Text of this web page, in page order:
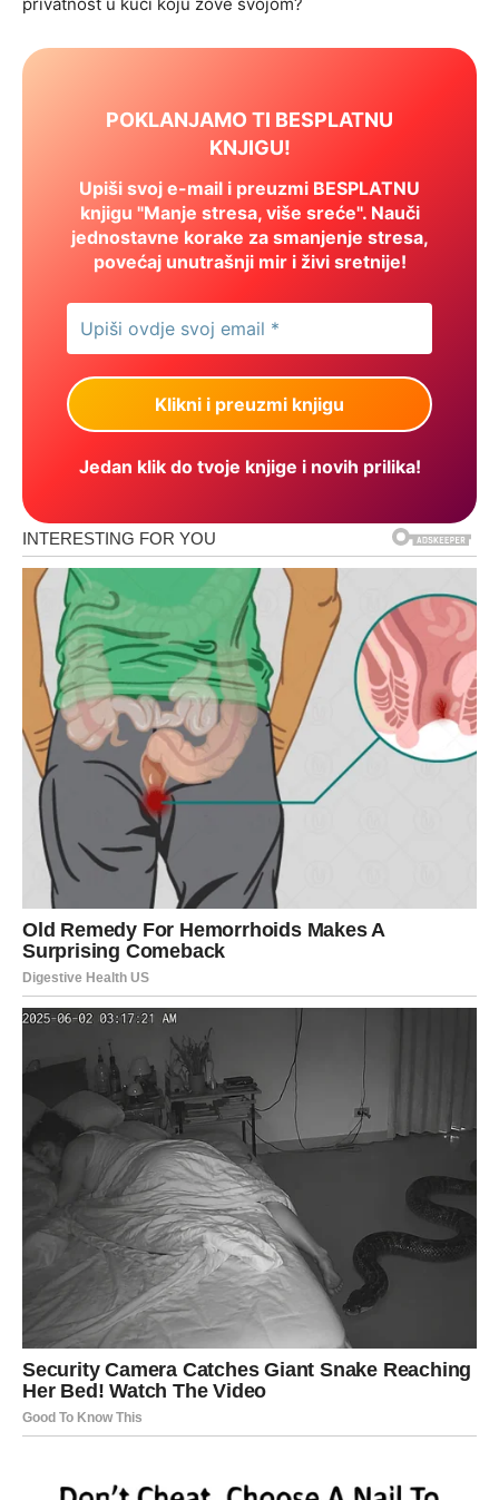
POKLANJAMO TI BESPLATNU
KNJIGU!
Upiši svoj e-mail i preuzmi BESPLATNU
knjigu "Manje stresa, više sreće". Nauči
jednostavne korake za smanjenje stresa,
povećaj unutrašnji mir i živi sretnije!
Jedan klik do tvoje knjige i novih prilika!